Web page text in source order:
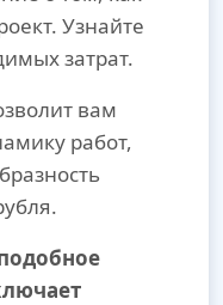
Узнайте
затрат.
вам
работ,